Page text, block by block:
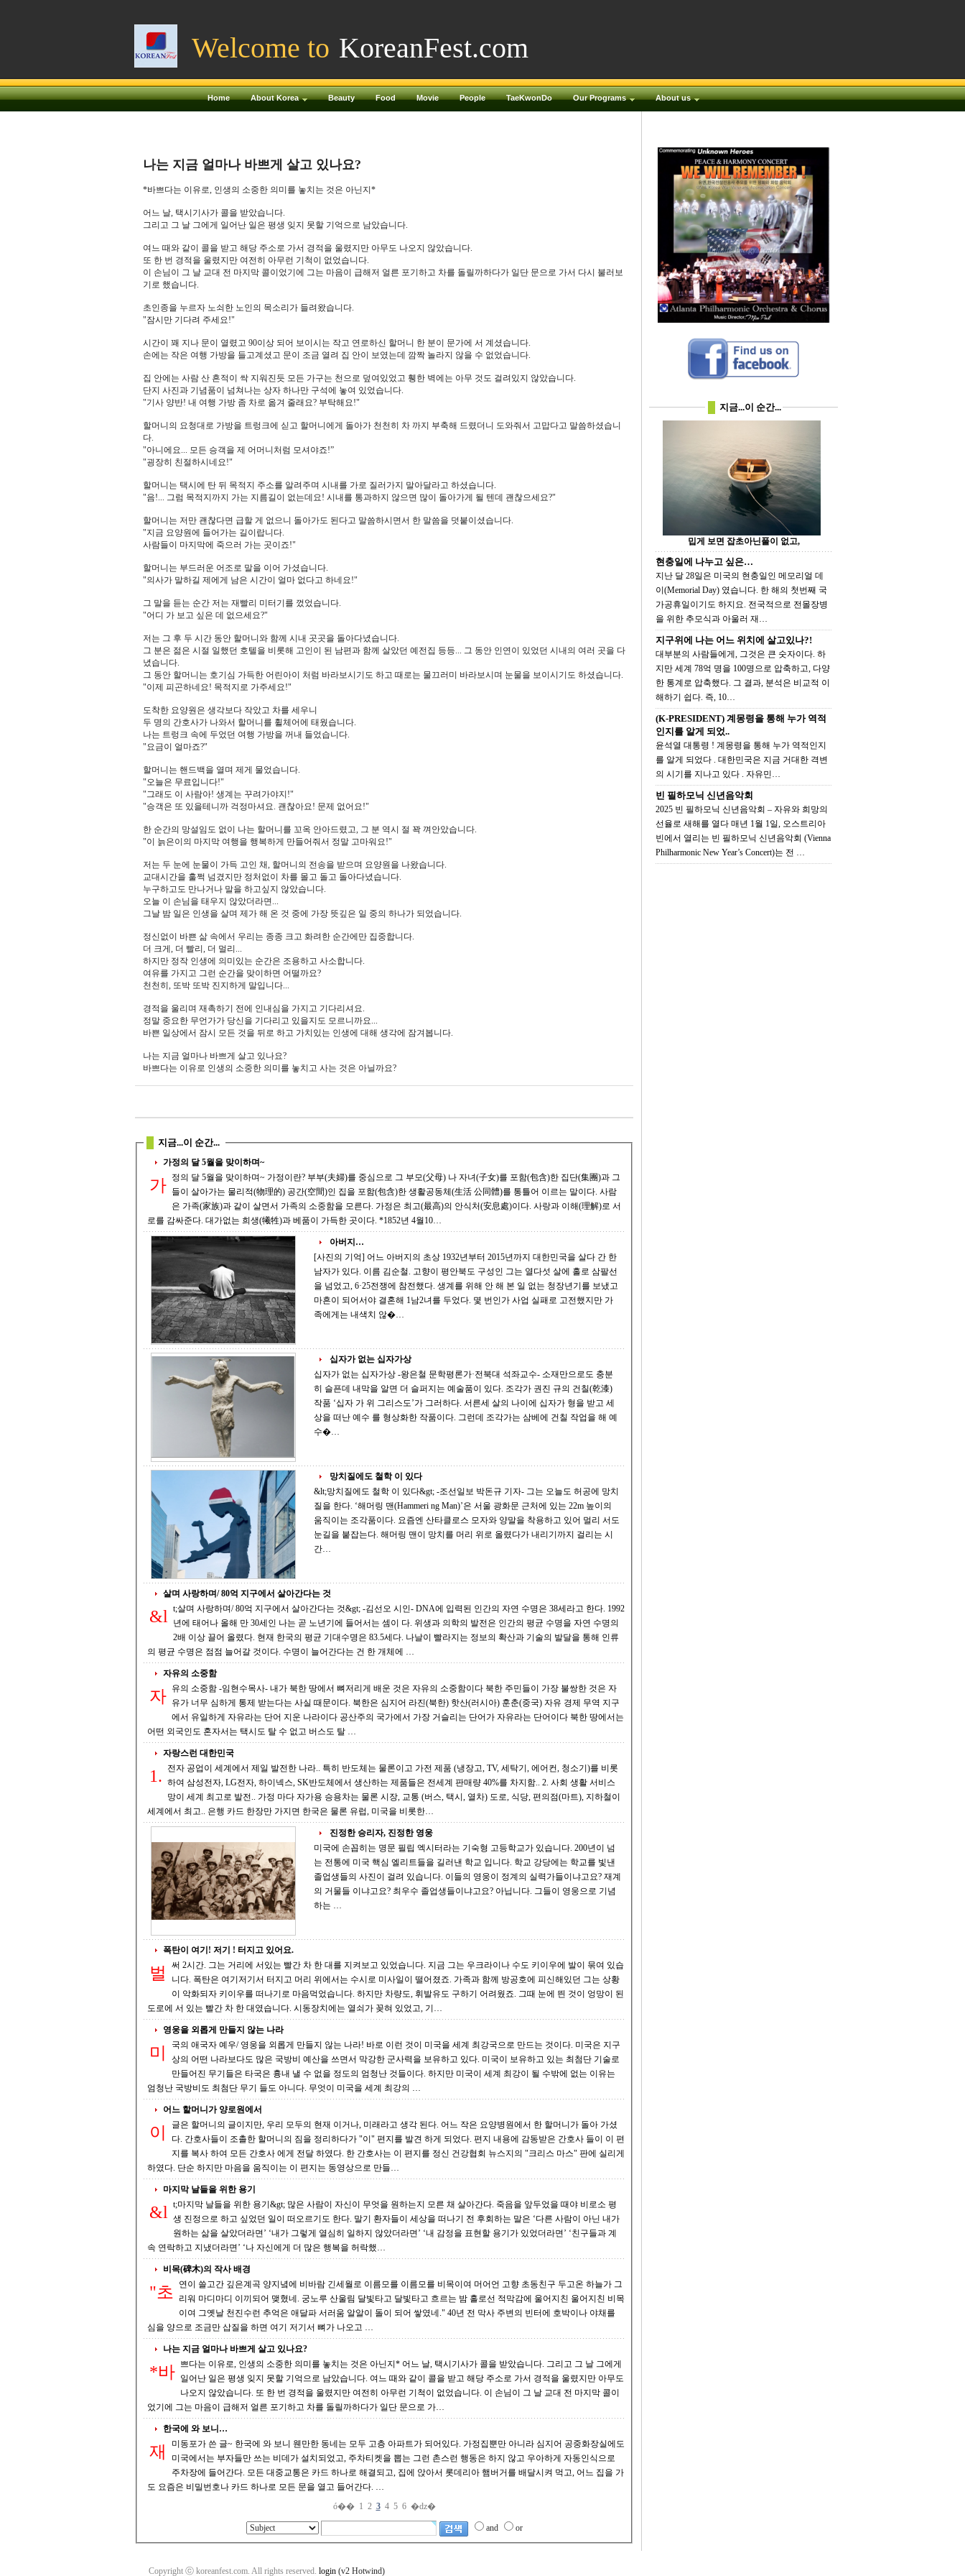
Welcome to KoreanFest.com
Home About Korea Beauty Food Movie People TaeKwonDo Our Programs About us
나는 지금 얼마나 바쁘게 살고 있나요?
*바쁘다는 이유로, 인생의 소중한 의미를 놓치는 것은 아닌지*
어느 날, 택시기사가 콜을 받았습니다.
그리고 그 날 그에게 일어난 일은 평생 잊지 못할 기억으로 남았습니다.
여느 때와 같이 콜을 받고 해당 주소로 가서 경적을 울렸지만 아무도 나오지 않았습니다.
또 한 번 경적을 울렸지만 여전히 아무런 기척이 없었습니다.
이 손님이 그 날 교대 전 마지막 콜이었기에 그는 마음이 급해저 얼른 포기하고 차를 돌릴까하다가 일단 문으로 가서 다시 불러보
기로 했습니다.
초인종을 누르자 노쇠한 노인의 목소리가 들려왔습니다.
"잠시만 기다려 주세요!"
시간이 꽤 지나 문이 열렸고 90이상 되어 보이시는 작고 연로하신 할머니 한 분이 문가에 서 계셨습니다.
손에는 작은 여행 가방을 들고계셨고 문이 조금 열려 집 안이 보였는데 깜짝 놀라지 않을 수 없었습니다.
집 안에는 사람 산 흔적이 싹 지워진듯 모든 가구는 천으로 덮여있었고 휑한 벽에는 아무 것도 걸려있지 않았습니다.
단지 사진과 기념품이 넘쳐나는 상자 하나만 구석에 놓여 있었습니다.
"기사 양반! 내 여행 가방 좀 차로 옮겨 줄래요? 부탁해요!"
할머니의 요청대로 가방을 트렁크에 싣고 할머니에게 돌아가 천천히 차 까지 부축해 드렸더니 도와줘서 고맙다고 말씀하셨습니
다.
"아니에요... 모든 승객을 제 어머니처럼 모셔야죠!”
"굉장히 친절하시네요!"
할머니는 택시에 탄 뒤 목적지 주소를 알려주며 시내를 가로 질러가지 말아달라고 하셨습니다.
"음!... 그럼 목적지까지 가는 지름길이 없는데요! 시내를 통과하지 않으면 많이 돌아가게 될 텐데 괜찮으세요?"
할머니는 저만 괜찮다면 급할 게 없으니 돌아가도 된다고 말씀하시면서 한 말씀을 덧붙이셨습니다.
"지금 요양원에 들어가는 길이랍니다.
사람들이 마지막에 죽으러 가는 곳이죠!"
할머니는 부드러운 어조로 말을 이어 가셨습니다.
"의사가 말하길 제에게 남은 시간이 얼마 없다고 하네요!"
그 말을 듣는 순간 저는 재빨리 미터기를 껐었습니다.
"어디 가 보고 싶은 데 없으세요?"
저는 그 후 두 시간 동안 할머니와 함께 시내 곳곳을 돌아다녔습니다.
그 분은 젊은 시절 일했던 호텔을 비롯해 고인이 된 남편과 함께 살았던 예전집 등등... 그 동안 인연이 있었던 시내의 여러 곳을 다
녔습니다.
그 동안 할머니는 호기심 가득한 어린아이 처럼 바라보시기도 하고 때로는 물끄러미 바라보시며 눈물을 보이시기도 하셨습니다.
"이제 피곤하네요! 목적지로 가주세요!"
도착한 요양원은 생각보다 작았고 차를 세우니
두 명의 간호사가 나와서 할머니를 휠체어에 태웠습니다.
나는 트렁크 속에 두었던 여행 가방을 꺼내 들었습니다.
"요금이 얼마죠?"
할머니는 핸드백을 열며 제게 물었습니다.
"오늘은 무료입니다!"
"그래도 이 사람아! 생계는 꾸려가야지!"
"승객은 또 있을테니까 걱정마셔요. 괜찮아요! 문제 없어요!"
한 순간의 망설임도 없이 나는 할머니를 꼬옥 안아드렸고, 그 분 역시 절 꽉 껴안았습니다.
"이 늙은이의 마지막 여행을 행복하게 만들어줘서 정말 고마워요!"
저는 두 눈에 눈물이 가득 고인 채, 할머니의 전송을 받으며 요양원을 나왔습니다.
교대시간을 훌쩍 넘겼지만 정처없이 차를 몰고 돌고 돌아다녔습니다.
누구하고도 만나거나 말을 하고싶지 않았습니다.
오늘 이 손님을 태우지 않았더라면...
그날 밤 일은 인생을 살며 제가 해 온 것 중에 가장 뜻깊은 일 중의 하나가 되었습니다.
정신없이 바쁜 삶 속에서 우리는 종종 크고 화려한 순간에만 집중합니다.
더 크게, 더 빨리, 더 멀리...
하지만 정작 인생에 의미있는 순간은 조용하고 사소합니다.
여유를 가지고 그런 순간을 맞이하면 어떨까요?
천천히, 또박 또박 진지하게 말입니다...
경적을 울리며 재촉하기 전에 인내심을 가지고 기다리셔요.
정말 중요한 무언가가 당신을 기다리고 있을지도 모르니까요...
바쁜 일상에서 잠시 모든 것을 뒤로 하고 가치있는 인생에 대해 생각에 잠겨봅니다.
나는 지금 얼마나 바쁘게 살고 있나요?
바쁘다는 이유로 인생의 소중한 의미를 놓치고 사는 것은 아닐까요?
지금...이 순간...
가정의 달 5월을 맞이하며~
가 정의 달 5월을 맞이하며~ 가정이란? 부부(夫婦)를 중심으로 그 부모(父母) 나 자녀(子女)를 포함(包含)한 집단(集團)과 그
들이 살아가는 물리적(物理的) 공간(空間)인 집을 포함(包含)한 생활공동체(生活 公同體)를 통틀어 이르는 말이다. 사람
은 가족(家族)과 같이 살면서 가족의 소중함을 모른다. 가정은 최고(最高)의 안식처(安息處)이다. 사랑과 이해(理解)로 서
로를 감싸준다. 대가없는 희생(犧牲)과 베품이 가득한 곳이다. *1852년 4월10…
아버지…
[사진의 기억] 어느 아버지의 초상 1932년부터 2015년까지 대한민국을 살다 간 한
남자가 있다. 이름 김순철. 고향이 평안북도 구성인 그는 열다섯 살에 홀로 삼팔선
을 넘었고, 6·25전쟁에 참전했다. 생계를 위해 안 해 본 일 없는 청장년기를 보냈고
마흔이 되어서야 결혼해 1남2녀를 두었다. 몇 번인가 사업 실패로 고전했지만 가
족에게는 내색치 않�…
십자가 없는 십자가상
십자가 없는 십자가상 -왕은철 문학평론가·전북대 석좌교수- 소재만으로도 충분
히 슬픈데 내막을 알면 더 슬퍼지는 예술품이 있다. 조각가 권진 규의 건칠(乾漆)
작품 ‘십자 가 위 그리스도’가 그러하다. 서른세 살의 나이에 십자가 형을 받고 세
상을 떠난 예수 를 형상화한 작품이다. 그런데 조각가는 삼베에 건칠 작업을 해 예
수�…
망치질에도 철학 이 있다
&lt;망치질에도 철학 이 있다&gt; -조선일보 박돈규 기자- 그는 오늘도 허공에 망치
질을 한다. ‘해머링 맨(Hammeri ng Man)’은 서울 광화문 근처에 있는 22m 높이의
움직이는 조각품이다. 요즘엔 산타클로스 모자와 양말을 착용하고 있어 멀리 서도
눈길을 붙잡는다. 해머링 맨이 망치를 머리 위로 올렸다가 내리기까지 걸리는 시
간…
살며 사랑하며/ 80억 지구에서 살아간다는 것
&l
t;살며 사랑하며/ 80억 지구에서 살아간다는 것&gt; -김선오 시인- DNA에 입력된 인간의 자연 수명은 38세라고 한다. 1992
년에 태어나 올해 만 30세인 나는 곧 노년기에 들어서는 셈이 다. 위생과 의학의 발전은 인간의 평균 수명을 자연 수명의
2배 이상 끌어 올렸다. 현재 한국의 평균 기대수명은 83.5세다. 나날이 빨라지는 정보의 확산과 기술의 발달을 통해 인류
의 평균 수명은 점점 늘어갈 것이다. 수명이 늘어간다는 건 한 개체에 …
자유의 소중함
자 유의 소중함 -임현수목사- 내가 북한 땅에서 뼈저리게 배운 것은 자유의 소중함이다 북한 주민들이 가장 불쌍한 것은 자
유가 너무 심하게 통제 받는다는 사실 때문이다. 북한은 심지어 라진(북한) 핫산(러시아) 훈춘(중국) 자유 경제 무역 지구
에서 유일하게 자유라는 단어 지운 나라이다 공산주의 국가에서 가장 거슬리는 단어가 자유라는 단어이다 북한 땅에서는
어떤 외국인도 혼자서는 택시도 탈 수 없고 버스도 탈 …
자랑스런 대한민국
1.
전자 공업이 세계에서 제일 발전한 나라.. 특히 반도체는 물론이고 가전 제품 (냉장고, TV, 세탁기, 에어컨, 청소기)를 비롯
하여 삼성전자, LG전자, 하이넥스, SK반도체에서 생산하는 제품들은 전세계 판매량 40%를 차지함.. 2. 사회 생활 서비스
망이 세계 최고로 발전.. 가정 마다 자가용 승용차는 물론 시장, 교통 (버스, 택시, 열차) 도로, 식당, 편의점(마트), 지하철이
세계에서 최고.. 은행 카드 한장만 가지면 한국은 물론 유럽, 미국을 비롯한…
진정한 승리자, 진정한 영웅
미국에 손꼽히는 명문 필립 엑시터라는 기숙형 고등학교가 있습니다. 200년이 넘
는 전통에 미국 핵심 엘리트들을 길러낸 학교 입니다. 학교 강당에는 학교를 빛낸
졸업생들의 사진이 걸려 있습니다. 이들의 영웅이 정계의 실력가들이냐고요? 재계
의 거물들 이냐고요? 최우수 졸업생들이냐고요? 아닙니다. 그들이 영웅으로 기념
하는 …
폭탄이 여기! 저기 ! 터지고 있어요.
벌
써 2시간. 그는 거리에 서있는 빨간 차 한 대를 지켜보고 있었습니다. 지금 그는 우크라이나 수도 키이우에 발이 묶여 있습
니다. 폭탄은 여기저기서 터지고 머리 위에서는 수시로 미사일이 떨어졌죠. 가족과 함께 방공호에 피신해있던 그는 상황
이 악화되자 키이우를 떠나기로 마음먹었습니다. 하지만 차량도, 휘발유도 구하기 어려웠죠. 그때 눈에 띈 것이 엉망이 된
도로에 서 있는 빨간 차 한 대였습니다. 시동장치에는 열쇠가 꽂혀 있었고, 기…
영웅을 외롭게 만들지 않는 나라
미
국의 애국자 예우/ 영웅을 외롭게 만들지 않는 나라! 바로 이런 것이 미국을 세계 최강국으로 만드는 것이다. 미국은 지구
상의 어떤 나라보다도 많은 국방비 예산을 쓰면서 막강한 군사력을 보유하고 있다. 미국이 보유하고 있는 최첨단 기술로
만들어진 무기들은 타국은 흉내 낼 수 없을 정도의 엄청난 것들이다. 하지만 미국이 세계 최강이 될 수밖에 없는 이유는
엄청난 국방비도 최첨단 무기 들도 아니다. 무엇이 미국을 세계 최강의 …
어느 할머니가 양로원에서
이
글은 할머니의 글이지만, 우리 모두의 현재 이거나, 미래라고 생각 된다. 어느 작은 요양병원에서 한 할머니가 돌아 가셨
다. 간호사들이 조촐한 할머니의 짐을 정리하다가 "이" 편지를 발견 하게 되었다. 편지 내용에 감동받은 간호사 들이 이 편
지를 복사 하여 모든 간호사 에게 전달 하였다. 한 간호사는 이 편지를 정신 건강협회 뉴스지의 "크리스 마스" 판에 실리게
하였다. 단순 하지만 마음을 움직이는 이 편지는 동영상으로 만들…
마지막 날들을 위한 용기
&l
t;마지막 날들을 위한 용기&gt; 많은 사람이 자신이 무엇을 원하는지 모른 채 살아간다. 죽음을 앞두었을 때야 비로소 평
생 진정으로 하고 싶었던 일이 떠오르기도 한다. 말기 환자들이 세상을 떠나기 전 후회하는 말은 ‘다른 사람이 아닌 내가
원하는 삶을 살았더라면’ ‘내가 그렇게 열심히 일하지 않았더라면’ ‘내 감정을 표현할 용기가 있었더라면’ ‘친구들과 계
속 연락하고 지냈더라면’ ‘나 자신에게 더 많은 행복을 허락했…
비목(碑木)의 작사 배경
"초
연이 쓸고간 깊은계곡 양지녘에 비바람 긴세월로 이름모를 이름모를 비목이여 머어언 고향 초동친구 두고온 하늘가 그
리워 마디마디 이끼되어 맺혔네. 궁노루 산울림 달빛타고 달빛타고 흐르는 밤 홀로선 적막감에 울어지친 울어지친 비목
이여 그옛날 천진수런 추억은 애달파 서러움 알알이 돌이 되어 쌓였네." 40년 전 막사 주변의 빈터에 호박이나 야채를
심을 양으로 조금만 삽질을 하면 여기 저기서 뼈가 나오고 …
나는 지금 얼마나 바쁘게 살고 있나요?
*바 쁘다는 이유로, 인생의 소중한 의미를 놓치는 것은 아닌지* 어느 날, 택시기사가 콜을 받았습니다. 그리고 그 날 그에게
일어난 일은 평생 잊지 못할 기억으로 남았습니다. 여느 때와 같이 콜을 받고 해당 주소로 가서 경적을 울렸지만 아무도
나오지 않았습니다. 또 한 번 경적을 울렸지만 여전히 아무런 기척이 없었습니다. 이 손님이 그 날 교대 전 마지막 콜이
었기에 그는 마음이 급해저 얼른 포기하고 차를 돌릴까하다가 일단 문으로 가…
한국에 와 보니…
재
미동포가 쓴 글~ 한국에 와 보니 웬만한 동네는 모두 고층 아파트가 되어있다. 가정집뿐만 아니라 심지어 공중화장실에도
미국에서는 부자들만 쓰는 비데가 설치되었고, 주차티켓을 뽑는 그런 촌스런 행동은 하지 않고 우아하게 자동인식으로
주차장에 들어간다. 모든 대중교통은 카드 하나로 해결되고, 집에 앉아서 롯데리아 햄버거를 배달시켜 먹고, 어느 집을 가
도 요즘은 비밀번호나 카드 하나로 모든 문을 열고 들어간다. …
ó�� 1 2 3 4 5 6 �ǳ�
and or
지금...이 순간...
밉게 보면 잡초아닌풀이 없고,
현충일에 나누고 싶은…
지난 달 28일은 미국의 현충일인 메모리얼 데
이(Memorial Day) 였습니다. 한 해의 첫번째 국
가공휴일이기도 하지요. 전국적으로 전몰장병
을 위한 추모식과 아울러 재…
지구위에 나는 어느 위치에 살고있나?!
대부분의 사람들에게, 그것은 큰 숫자이다. 하
지만 세계 78억 명을 100명으로 압축하고, 다양
한 통계로 압축했다. 그 결과, 분석은 비교적 이
해하기 쉽다. 즉, 10…
(K-PRESIDENT) 계몽령을 통해 누가 역적
인지를 알게 되었..
윤석열 대통령 ! 계몽령을 통해 누가 역적인지
를 알게 되었다 . 대한민국은 지금 거대한 격변
의 시기를 지나고 있다 . 자유민…
빈 필하모닉 신년음악회
2025 빈 필하모닉 신년음악회 – 자유와 희망의
선율로 새해를 열다 매년 1월 1일, 오스트리아
빈에서 열리는 빈 필하모닉 신년음악회 (Vienna
Philharmonic New Year’s Concert)는 전 …
Copyright ⓒ koreanfest.com. All rights reserved. login (v2 Hotwind)